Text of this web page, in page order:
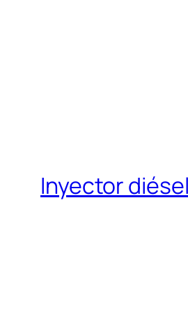
Inyector diésel